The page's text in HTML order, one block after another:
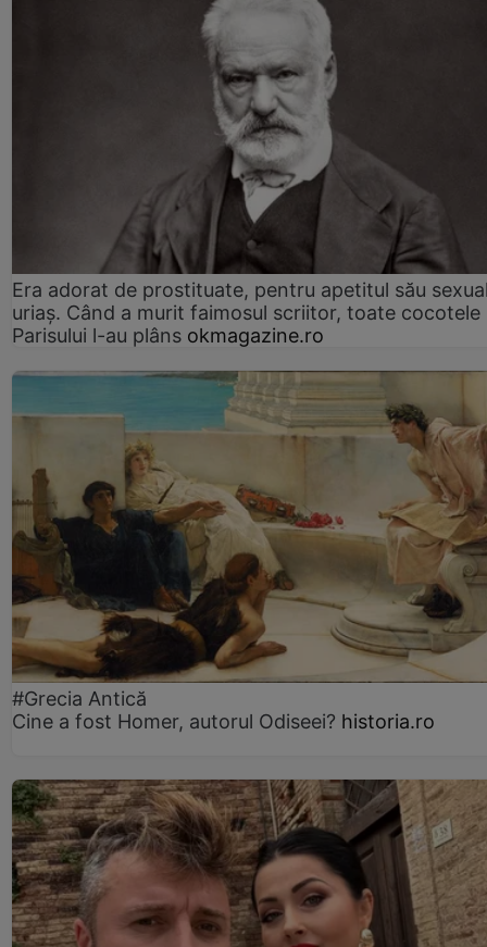
Era adorat de prostituate, pentru apetitul său
uriaș. Când a murit faimosul scriitor, toate cocotele
Parisului l-au plâns okmagazine.ro
#Grecia Antică
Cine a fost Homer, autorul Odiseei? historia.ro